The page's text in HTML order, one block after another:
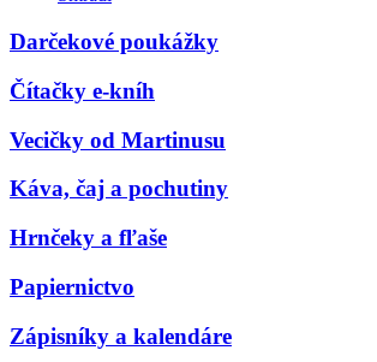
Darčekové poukážky
Čítačky e-kníh
Vecičky od Martinusu
Káva, čaj a pochutiny
Hrnčeky a fľaše
Papiernictvo
Zápisníky a kalendáre